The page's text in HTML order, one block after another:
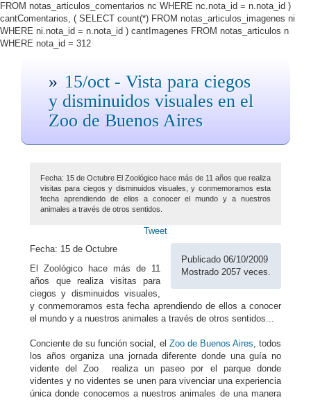
FROM notas_articulos_comentarios nc WHERE nc.nota_id = n.nota_id )
cantComentarios, ( SELECT count(*) FROM notas_articulos_imagenes ni
WHERE ni.nota_id = n.nota_id ) cantImagenes FROM notas_articulos n
WHERE nota_id = 312
15/oct - Vista para ciegos
y disminuidos visuales en el
Zoo de Buenos Aires
Fecha: 15 de Octubre El Zoológico hace más de 11 años que realiza
visitas para ciegos y disminuidos visuales, y conmemoramos esta
fecha aprendiendo de ellos a conocer el mundo y a nuestros
animales a través de otros sentidos.
Tweet
Publicado 06/10/2009
Mostrado 2057 veces.
Fecha: 15 de Octubre
El Zoológico hace más de 11
años que realiza visitas para
ciegos y disminuidos visuales,
y conmemoramos esta fecha aprendiendo de ellos a conocer
el mundo y a nuestros animales a través de otros sentidos...
Conciente de su función social, el Zoo de Buenos Aires, todos
los años organiza una jornada diferente donde una guía no
vidente del Zoo realiza un paseo por el parque donde
videntes y no videntes se unen para vivenciar una experiencia
única donde conocemos a nuestros animales de una manera